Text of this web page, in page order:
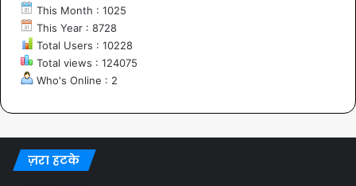
This Month : 1025
This Year : 8728
Total Users : 10228
Total views : 124075
Who's Online : 2
ज़रा हटके